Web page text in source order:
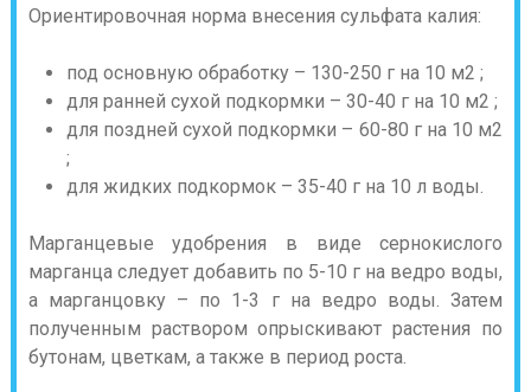
Ориентировочная норма внесения сульфата калия:
под основную обработку – 130-250 г на 10 м2 ;
для ранней сухой подкормки – 30-40 г на 10 м2 ;
для поздней сухой подкормки – 60-80 г на 10 м2
;
для жидких подкормок – 35-40 г на 10 л воды.
Марганцевые удобрения в виде сернокислого
марганца следует добавить по 5-10 г на ведро воды,
а марганцовку – по 1-3 г на ведро воды. Затем
полученным раствором опрыскивают растения по
бутонам, цветкам, а также в период роста.